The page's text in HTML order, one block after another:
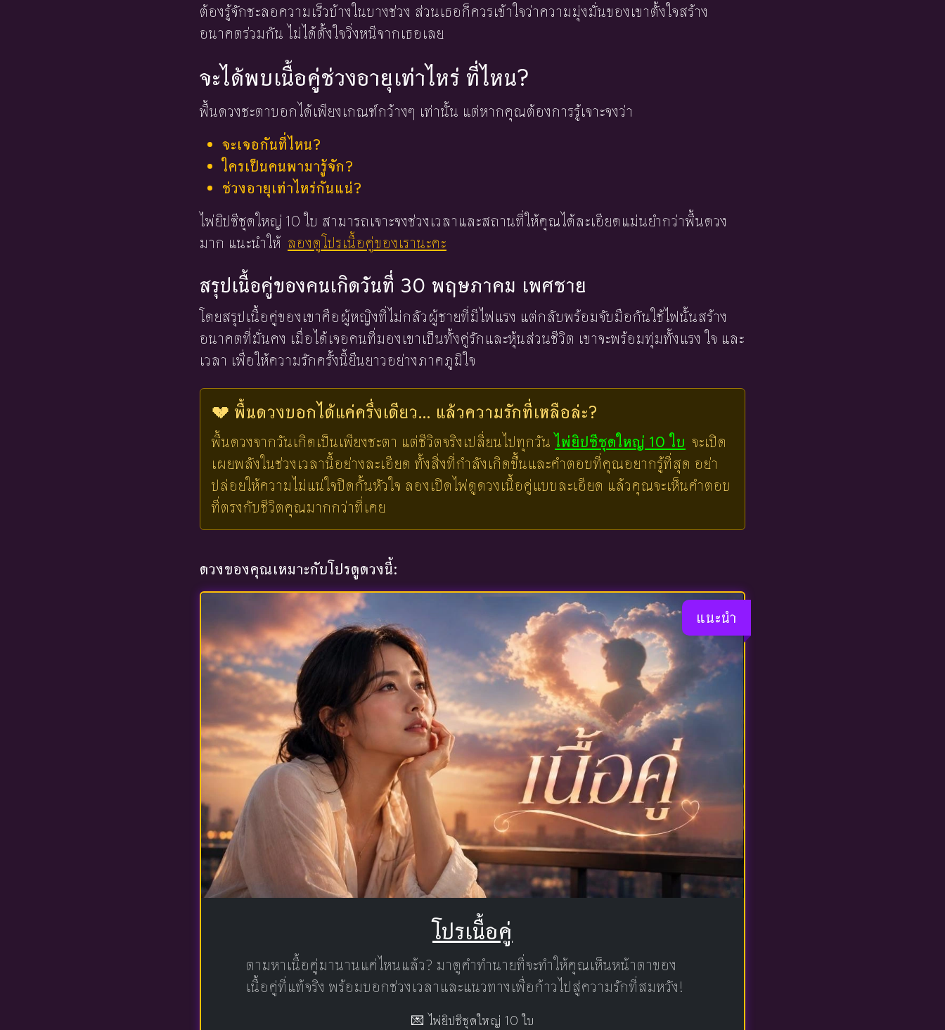
ต้องรู้จักชะลอความเร็วบ้างในบางช่วง ส่วนเธอก็ควรเข้าใจว่าความมุ่งมั่นของเขาตั้งใจสร้าง
อนาคตร่วมกัน ไม่ได้ตั้งใจวิ่งหนีจากเธอเลย
จะได้พบเนื้อคู่ช่วงอายุเท่าไหร่ ที่ไหน?
พื้นดวงชะตาบอกได้เพียงเกณฑ์กว้างๆ เท่านั้น แต่หากคุณต้องการรู้เจาะจงว่า
จะเจอกันที่ไหน?
ใครเป็นคนพามารู้จัก?
ช่วงอายุเท่าไหร่กันแน่?
ไพ่ยิปซีชุดใหญ่ 10 ใบ สามารถเจาะจงช่วงเวลาและสถานที่ให้คุณได้ละเอียดแม่นยำกว่าพื้นดวง
มาก แนะนำให้ ลองดูโปรเนื้อคู่ของเรานะคะ
สรุปเนื้อคู่ของคนเกิดวันที่ 30 พฤษภาคม เพศชาย
โดยสรุปเนื้อคู่ของเขาคือผู้หญิงที่ไม่กลัวผู้ชายที่มีไฟแรง แต่กลับพร้อมจับมือกันใช้ไฟนั้นสร้าง
อนาคตที่มั่นคง เมื่อได้เจอคนที่มองเขาเป็นทั้งคู่รักและหุ้นส่วนชีวิต เขาจะพร้อมทุ่มทั้งแรง ใจ และ
เวลา เพื่อให้ความรักครั้งนี้ยืนยาวอย่างภาคภูมิใจ
💔 พื้นดวงบอกได้แค่ครึ่งเดียว... แล้วความรักที่เหลือล่ะ?
พื้นดวงจากวันเกิดเป็นเพียงชะตา แต่ชีวิตจริงเปลี่ยนไปทุกวัน ไพ่ยิปซีชุดใหญ่ 10 ใบ จะเปิด
เผยพลังในช่วงเวลานี้อย่างละเอียด ทั้งสิ่งที่กำลังเกิดขึ้นและคำตอบที่คุณอยากรู้ที่สุด อย่า
ปล่อยให้ความไม่แน่ใจปิดกั้นหัวใจ ลองเปิดไพ่ดูดวงเนื้อคู่แบบละเอียด แล้วคุณจะเห็นคำตอบ
ที่ตรงกับชีวิตคุณมากกว่าที่เคย
ดวงของคุณเหมาะกับโปรดูดวงนี้:
แนะนำ
โปรเนื้อคู่
ตามหาเนื้อคู่มานานแค่ไหนแล้ว? มาดูคำทำนายที่จะทำให้คุณเห็นหน้าตาของ
เนื้อคู่ที่แท้จริง พร้อมบอกช่วงเวลาและแนวทางเพื่อก้าวไปสู่ความรักที่สมหวัง!
💌 ไพ่ยิปซีชุดใหญ่ 10 ใบ